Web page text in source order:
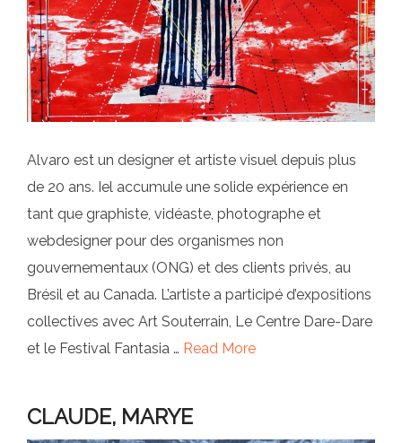
Alvaro est un designer et artiste visuel depuis plus
de 20 ans. Iel accumule une solide expérience en
tant que graphiste, vidéaste, photographe et
webdesigner pour des organismes non
gouvernementaux (ONG) et des clients privés, au
Brésil et au Canada. L’artiste a participé d’expositions
collectives avec Art Souterrain, Le Centre Dare-Dare
et le Festival Fantasia … Read More
CLAUDE, MARYE